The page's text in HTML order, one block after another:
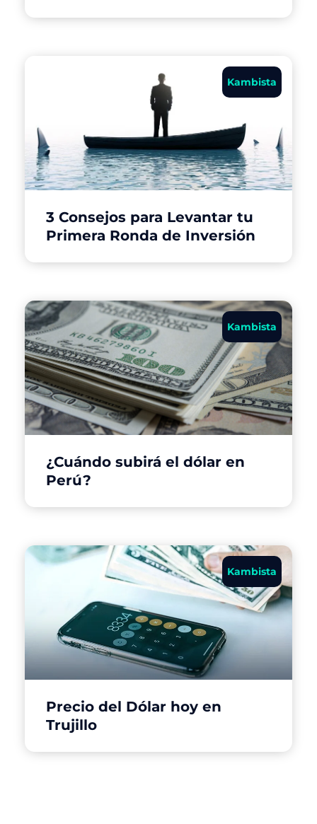
Kambista
3 Consejos para Levantar tu
Primera Ronda de Inversión
Kambista
¿Cuándo subirá el dólar en
Perú?
Kambista
Precio del Dólar hoy en
Trujillo